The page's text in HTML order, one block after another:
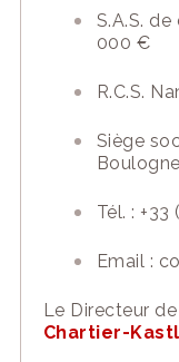
S.A.S. de
000 €
R.C.S.
Siège
Tél. : +33
Email :
Le Directeur
Chartier-